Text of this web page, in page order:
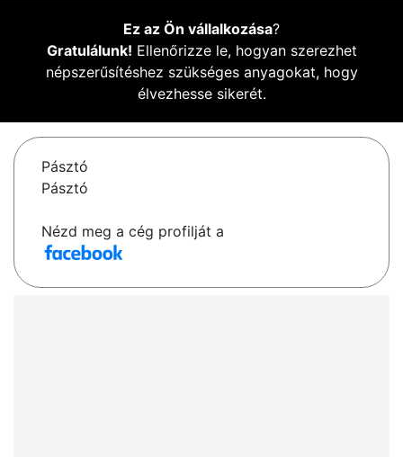
Ez az Ön vállalkozása?
Gratulálunk! Ellenőrizze le, hogyan szerezhet
népszerűsítéshez szükséges anyagokat, hogy
élvezhesse sikerét.
Pásztó
Pásztó
Nézd meg a cég profilját a